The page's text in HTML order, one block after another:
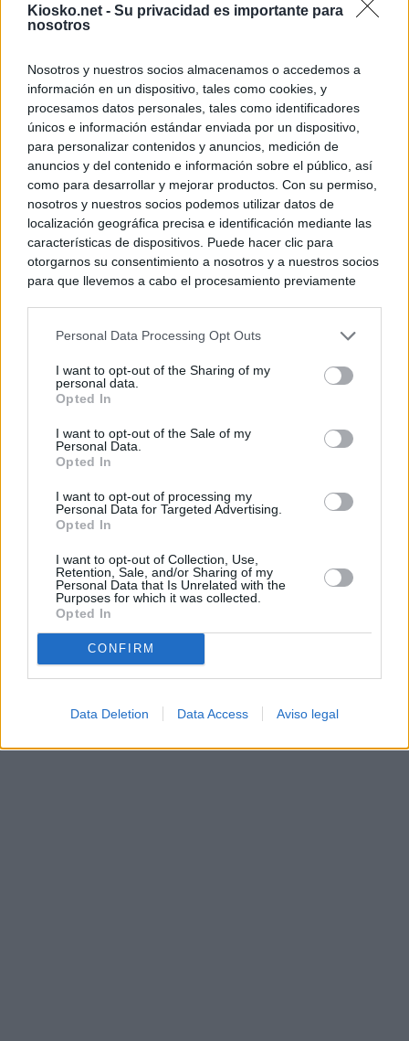
Kiosko.net - Su privacidad es importante para
nosotros
Nosotros y nuestros socios almacenamos o accedemos a
información en un dispositivo, tales como cookies, y
procesamos datos personales, tales como identificadores
únicos e información estándar enviada por un dispositivo,
para personalizar contenidos y anuncios, medición de
anuncios y del contenido e información sobre el público, así
como para desarrollar y mejorar productos. Con su permiso,
nosotros y nuestros socios podemos utilizar datos de
localización geográfica precisa e identificación mediante las
características de dispositivos. Puede hacer clic para
otorgarnos su consentimiento a nosotros y a nuestros socios
para que llevemos a cabo el procesamiento previamente
negar su consentimiento. Tenga en cuenta que algún
de su consentimiento, pero usted tiene el derecho de
rechazar tal procesamiento. Sus preferencias se aplicarán
cualquier momento entrando de nuevo en este sitio web o
visitando nuestra política de privacidad.
Personal Data Processing Opt Outs
I want to opt-out of the Sharing of my
personal data.
Opted In
I want to opt-out of the Sale of my
Personal Data.
Opted In
I want to opt-out of processing my
Personal Data for Targeted Advertising.
Opted In
I want to opt-out of Collection, Use,
Retention, Sale, and/or Sharing of my
Personal Data that Is Unrelated with the
Purposes for which it was collected.
Opted In
CONFIRM
Data Deletion Data Access Aviso legal